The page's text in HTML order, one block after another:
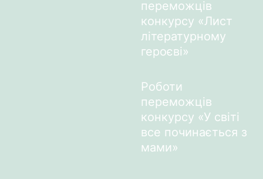
переможців
конкурсу «Лист
літературному
героєві»
Роботи
переможців
конкурсу «У світі
все починається з
мами»